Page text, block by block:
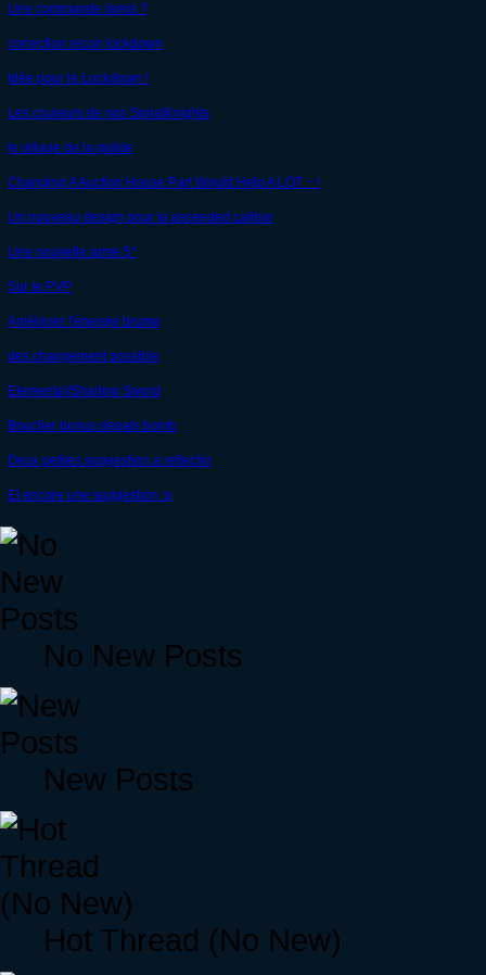
Une commande /amis ?
correction recon lockdown
Idée pour le Lockdown !
Les couleurs de nos SpiralKnights
le village de la guilde
Changing A Auction House Part Would Help A LOT ~ !
Un nouveau design pour la ascended calibur
Une nouvelle arme 5*
Sur le PVP
Amèliorer l'énergie brume
des changement possible
Elemental/Shadow Sword
Bouclier bonus degats bomb
Deux petites suggestion a reflechir
Et encore une suggestion :p
No New Posts
New Posts
Hot Thread (No New)